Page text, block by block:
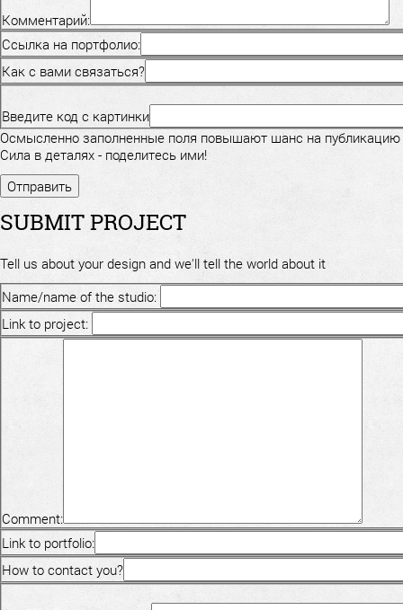
Комментарий:
Ссылка на портфолио:
Как с вами связаться?
Введите код с картинки
Осмысленно заполненные поля повышают шанс на публикацию
Сила в деталях - поделитесь ими!
SUBMIT PROJECT
Tell us about your design and we'll tell the world about it
Name/name of the studio:
Link to project:
Comment:
Link to portfolio:
How to contact you?